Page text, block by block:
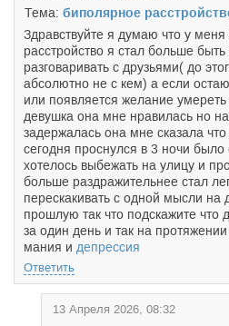
Тема: биполярное
Здравствуйте я думаю что у
расстройство я стал больше
разговаривать с друзьями( до
абсолютно не с кем) а если
или появляется желание
девушка она мне нравилась но
задержалась она мне сказала
сегодня проснулся в 3 ночи было
хотелось выбежать на улицу и
больше раздражительнее стал
перескакивать с одной мысли на
прошлую так что подскажите что
за один день и так на
мания и депрессия
Ответить
13 Апреля 2026, 08:32